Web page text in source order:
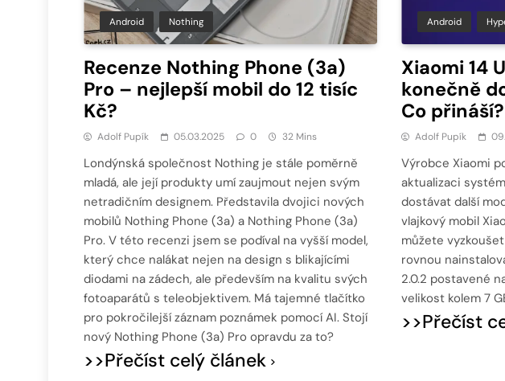
Android Nothing
Recenze Nothing Phone (3a)
Pro – nejlepší mobil do 12 tisíc
Kč?
Adolf Pupík 05.03.2025 0 32 Mins
Londýnská společnost Nothing je stále poměrně
mladá, ale její produkty umí zaujmout nejen svým
netradičním designem. Představila dvojici nových
mobilů Nothing Phone (3a) a Nothing Phone (3a)
Pro. V této recenzi jsem se podíval na vyšší model,
který chce nalákat nejen na design s blikajícími
diodami na zádech, ale především na kvalitu svých
fotoaparátů s teleobjektivem. Má tajemné tlačítko
pro pokročilejší záznam poznámek pomocí AI. Stojí
nový Nothing Phone (3a) Pro opravdu za to?
>>Přečíst celý článek
Android
Xiaomi 14
konečně
Co přináší?
Adolf Pupík
Výrobce Xiaomi
aktualizaci
dostávat další
vlajkový mobil
můžete
rovnou
2.0.2 postavené
velikost kolem 7
>>Přečíst